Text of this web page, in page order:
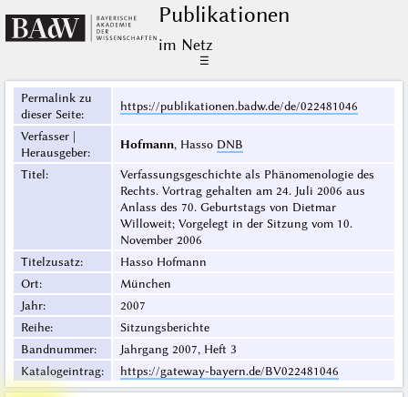
Publikationen
im Netz
☰
Permalink zu
dieser Seite:
https://publikationen.badw.de/de/022481046
Verfasser |
Herausgeber:
Hofmann, Hasso DNB
Titel:
Verfassungsgeschichte als Phänomenologie des
Rechts. Vortrag gehalten am 24. Juli 2006 aus
Anlass des 70. Geburtstags von Dietmar
Willoweit; Vorgelegt in der Sitzung vom 10.
November 2006
Titelzusatz:
Hasso Hofmann
Ort:
München
Jahr:
2007
Reihe:
Sitzungsberichte
Bandnummer:
Jahrgang 2007, Heft 3
Katalogeintrag: https://gateway-bayern.de/BV022481046